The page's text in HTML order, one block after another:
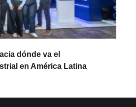
dónde va el
en América Latina